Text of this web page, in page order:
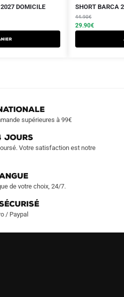
DOMICILE SHORT BARCA
44.90€
Le
prix
initial
était :
29.90€
Le
prix
actuel
est :
Ce
produit
a
page
supérieures à 99€
JOURS
Votre satisfaction est notre
de votre choix, 24/7.
/ Paypal